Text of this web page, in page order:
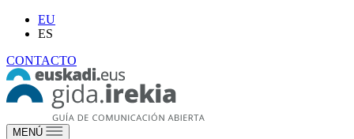
EU
ES
CONTACTO
MENÚ